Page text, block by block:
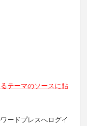
テーマのソースに貼
ードプレスへログイ